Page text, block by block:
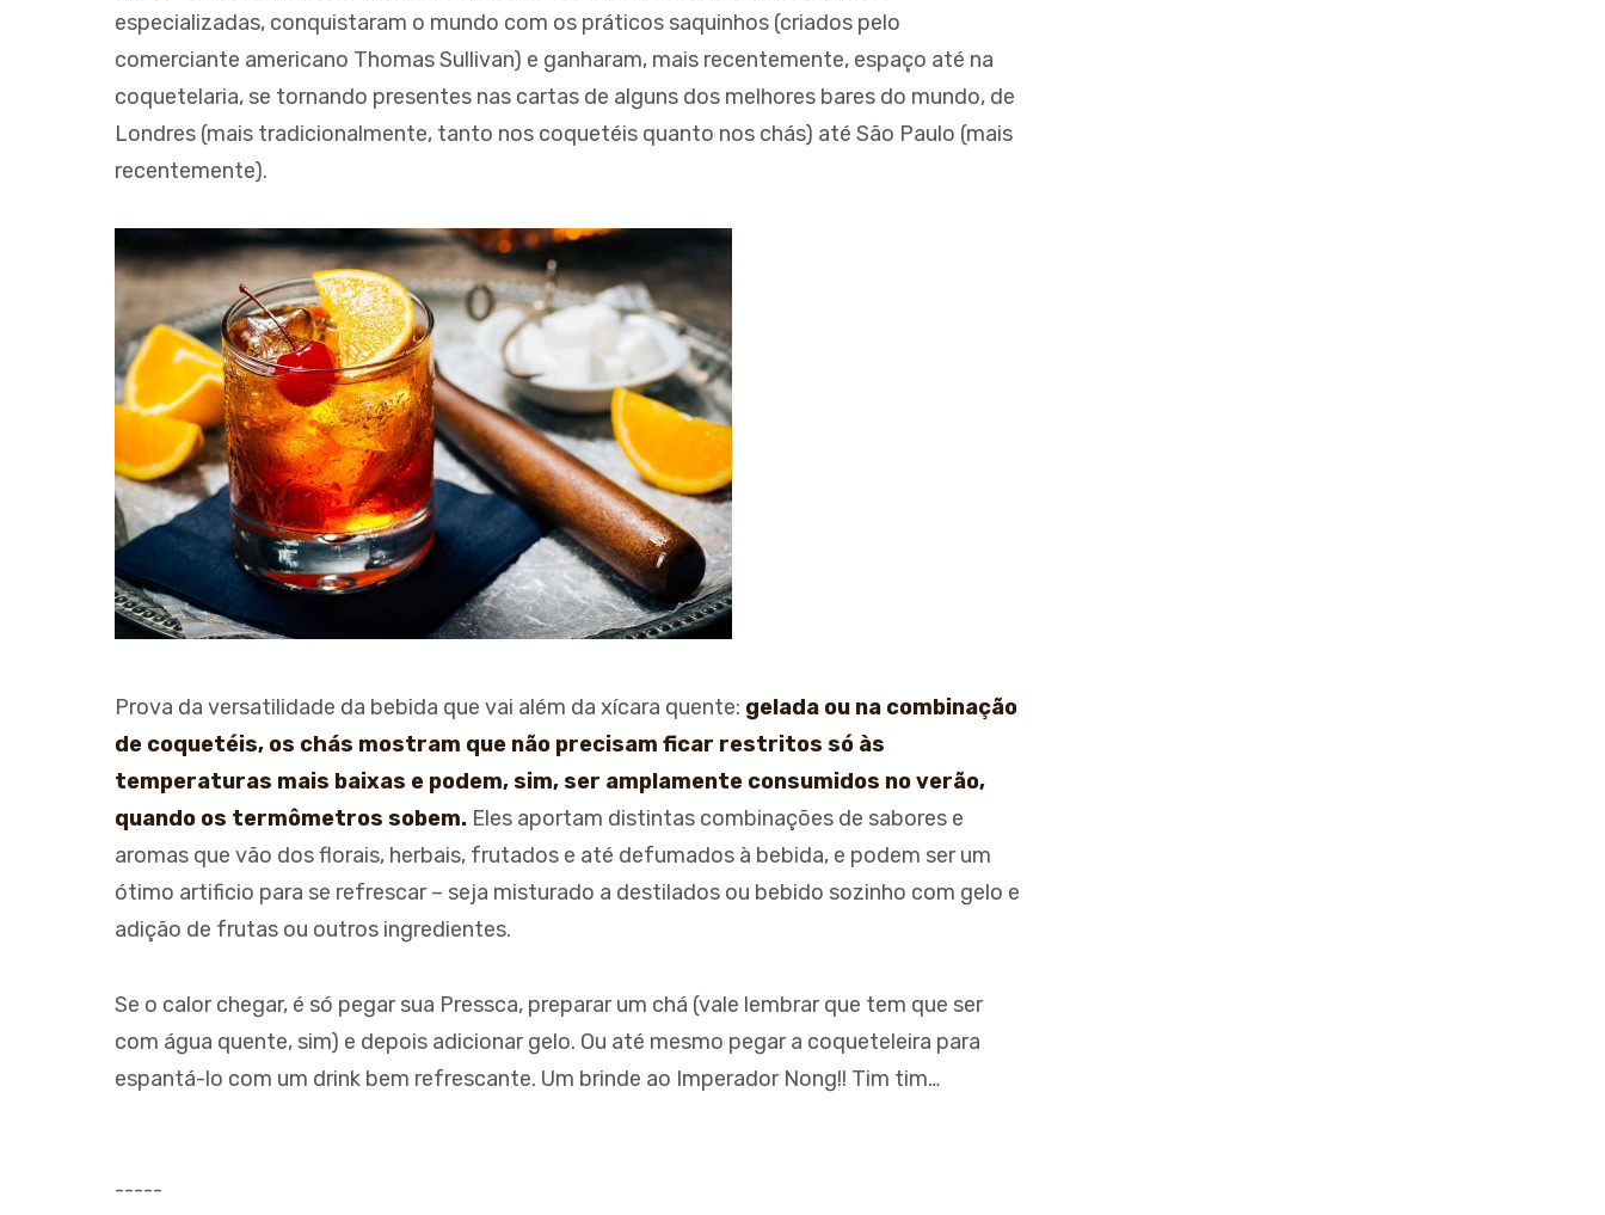
especializadas, conquistaram o mundo com os práticos saquinhos (criados pelo
comerciante americano Thomas Sullivan) e ganharam, mais recentemente, espaço até na
coquetelaria, se tornando presentes nas cartas de alguns dos melhores bares do mundo, de
Londres (mais tradicionalmente, tanto nos coquetéis quanto nos chás) até São Paulo (mais
recentemente).
Prova da versatilidade da bebida que vai além da xícara quente: gelada ou na combinação
de coquetéis, os chás mostram que não precisam ficar restritos só às
temperaturas mais baixas e podem, sim, ser amplamente consumidos no verão,
quando os termômetros sobem. Eles aportam distintas combinações de sabores e
aromas que vão dos florais, herbais, frutados e até defumados à bebida, e podem ser um
ótimo artificio para se refrescar – seja misturado a destilados ou bebido sozinho com gelo e
adição de frutas ou outros ingredientes.
Se o calor chegar, é só pegar sua Pressca, preparar um chá (vale lembrar que tem que ser
com água quente, sim) e depois adicionar gelo. Ou até mesmo pegar a coqueteleira para
espantá-lo com um drink bem refrescante. Um brinde ao Imperador Nong!! Tim tim…
-----